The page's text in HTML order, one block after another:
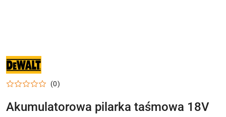
NARZĘDZIA
ELEKTRONARZĘDZIA
DEWALT
DO
DOMU
I
(0)
Akumulatorowa pilarka taśmowa 18V